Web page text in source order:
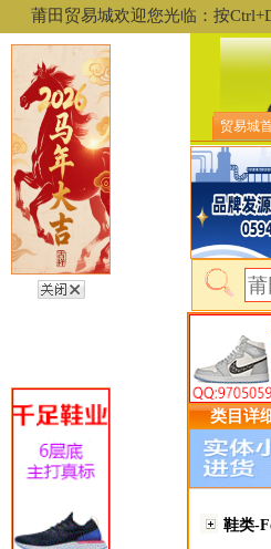
莆田贸易城欢迎您光临：按
贸易城
类目详
鞋类-